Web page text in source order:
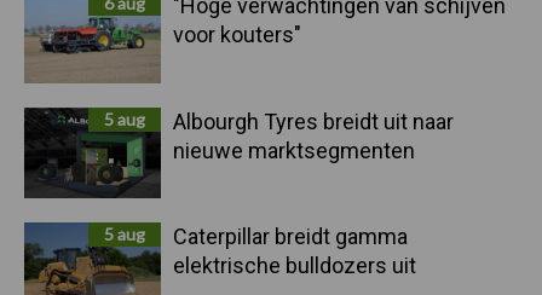
"Hoge verwachtingen van schijven
voor kouters"
5 aug
Albourgh Tyres breidt uit naar
nieuwe marktsegmenten
5 aug
Caterpillar breidt gamma
elektrische bulldozers uit